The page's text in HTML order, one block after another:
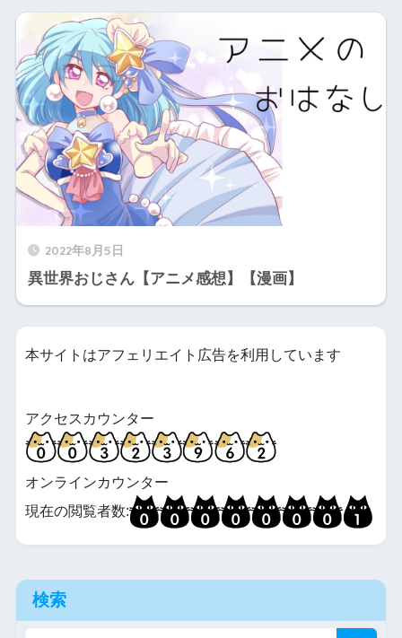
2022年8月5日
異世界おじさん【アニメ感想】【漫画】
本サイトはアフェリエイト広告を利用しています
アクセスカウンター
オンラインカウンター
現在の閲覧者数:
検索